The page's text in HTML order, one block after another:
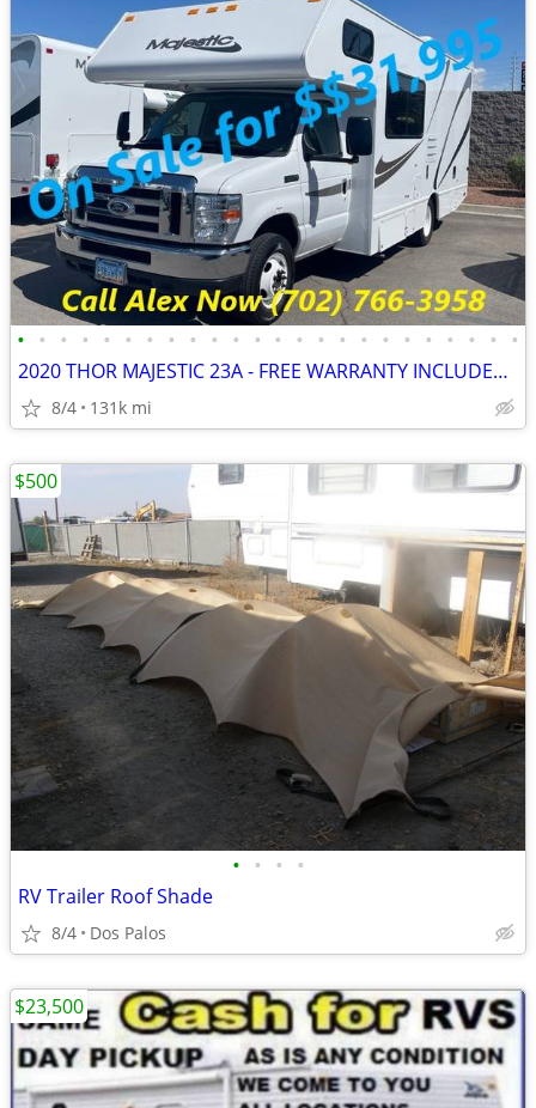
• • • • • • • • • • • • • • • • • • • • • • • •
2020 THOR MAJESTIC 23A - FREE WARRANTY INCLUDED!! WE FINANCE-CALL NOW
8/4 131k mi
• • • •
RV Trailer Roof Shade
8/4 Dos Palos
$500
$23,500